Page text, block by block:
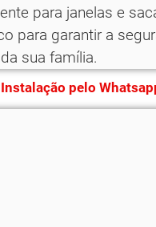
para janelas e
para garantir a
da sua família.
pelo